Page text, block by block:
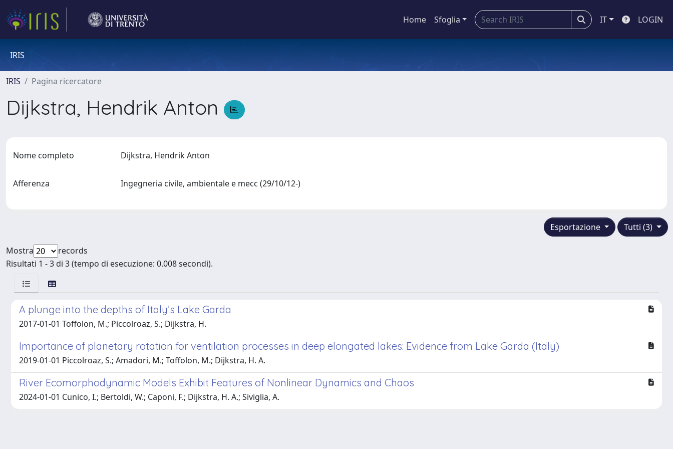
Home Sfoglia IT LOGIN
IRIS
IRIS Pagina ricercatore
Dijkstra, Hendrik Anton
Nome completo Dijkstra, Hendrik Anton
Afferenza Ingegneria civile, ambientale e mecc (29/10/12-)
Tutti (3)
Esportazione
Mostra
records
Risultati 1 - 3 di 3 (tempo di esecuzione: 0.008 secondi).
A plunge into the depths of Italy’s Lake Garda
2017-01-01 Toffolon, M.; Piccolroaz, S.; Dijkstra, H.
Importance of planetary rotation for ventilation processes in deep elongated lakes: Evidence from Lake Garda (Italy)
2019-01-01 Piccolroaz, S.; Amadori, M.; Toffolon, M.; Dijkstra, H. A.
River Ecomorphodynamic Models Exhibit Features of Nonlinear Dynamics and Chaos
2024-01-01 Cunico, I.; Bertoldi, W.; Caponi, F.; Dijkstra, H. A.; Siviglia, A.